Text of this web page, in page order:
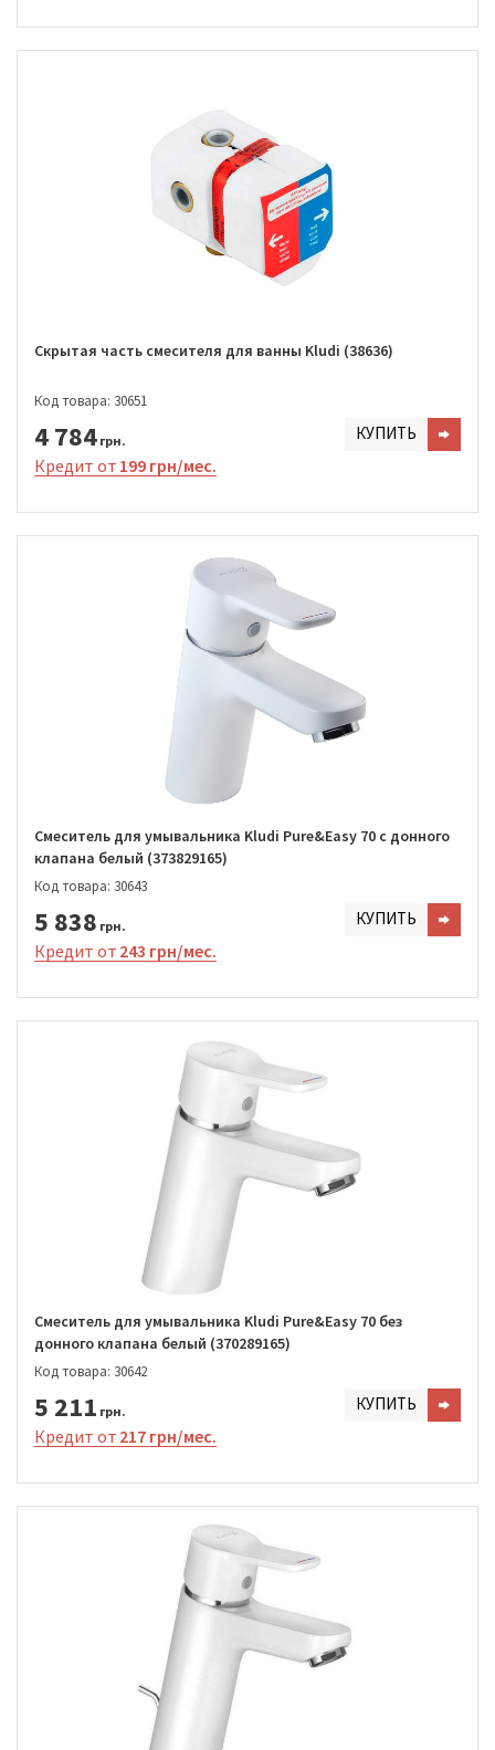
Скрытая часть смесителя для ванны Kludi (38636)
Код товара: 30651
4 784 грн. КУПИТЬ
Кредит от 199 грн/мес.
Cмеситель для умывальника Kludi Pure&Easy 70 с донного
клапана белый (373829165)
Код товара: 30643
5 838 грн. КУПИТЬ
Кредит от 243 грн/мес.
Cмеситель для умывальника Kludi Pure&Easy 70 без
донного клапана белый (370289165)
Код товара: 30642
5 211 грн. КУПИТЬ
Кредит от 217 грн/мес.